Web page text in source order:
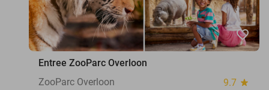
favorite_border
Entree ZooParc Overloon
ZooParc Overloon
9.7 star